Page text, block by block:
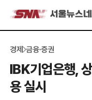
경제 금융·증권
IBK기업은행,
용 실시